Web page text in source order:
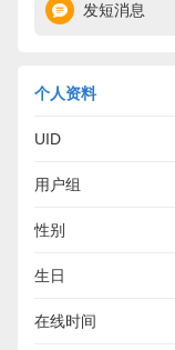
发短消息
个人资料
UID
用户组
性别
生日
在线时间